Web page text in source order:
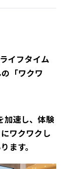
イフタイム
「ワクワ
加速し、体験
ワクワクし
ます。